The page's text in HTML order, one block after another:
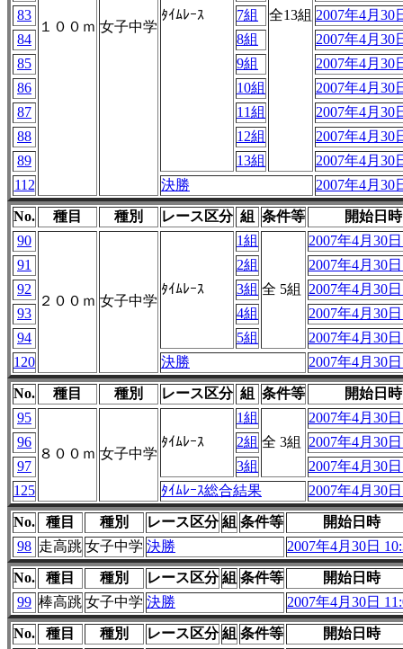
１００ｍ 女子中学
ﾀｲﾑﾚｰｽ 全13組
83
7組
2007年4月30
84
8組
2007年4月30
85
9組
2007年4月30
86
10組
2007年4月30
87
11組
2007年4月30
88
12組
2007年4月30
89
13組
2007年4月30
112
決勝 2007年4月30
No. 種目 種別 レース区分 組 条件等
開始日時
90
２００ｍ 女子中学
ﾀｲﾑﾚｰｽ
1組
全 5組
2007年4月30
91
2組
2007年4月30
92
3組
2007年4月30
93
4組
2007年4月30
94
5組
2007年4月30
120
決勝 2007年4月30
No. 種目 種別 レース区分 組 条件等
開始日時
95
８００ｍ 女子中学
ﾀｲﾑﾚｰｽ
1組
全 3組
2007年4月30
96
2組
2007年4月30
97
3組
2007年4月30
125
ﾀｲﾑﾚｰｽ総合結果 2007年4月30
No. 種目 種別 レース区分 組 条件等
開始日時
98 走高跳 女子中学 決勝 2007年4月30日
No. 種目 種別 レース区分 組 条件等
開始日時
99 棒高跳 女子中学 決勝 2007年4月30日
No. 種目 種別 レース区分 組 条件等
開始日時